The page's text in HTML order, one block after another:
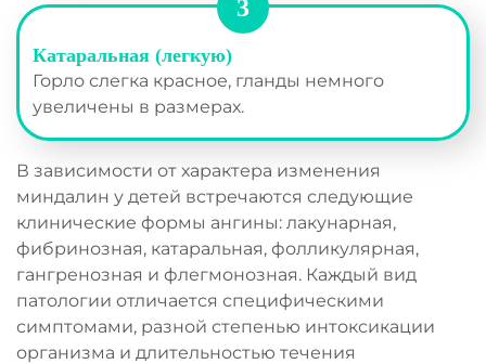
Катаральная (легкую)
Горло слегка красное, гланды немного
увеличены в размерах.
В зависимости от характера изменения
миндалин у детей встречаются следующие
клинические формы ангины: лакунарная,
фибринозная, катаральная, фолликулярная,
гангренозная и флегмонозная. Каждый вид
патологии отличается специфическими
симптомами, разной степенью интоксикации
организма и длительностью течения